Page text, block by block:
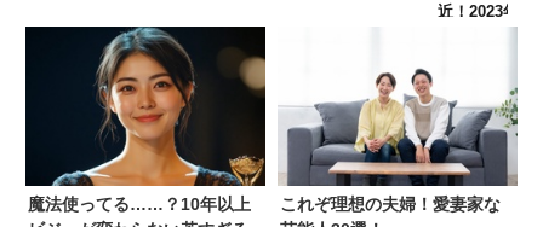
近！2023年4
魔法使ってる……？10年以上
これぞ理想の夫婦！愛妻家な